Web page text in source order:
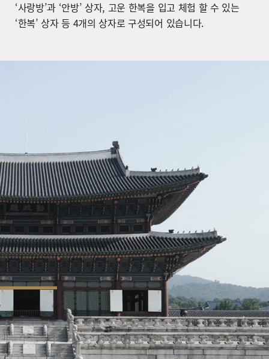
‘사랑방’과 ‘안방’ 상자, 고운 한복을 입고 체험 할 수 있는
‘한복’ 상자 등 4개의 상자로 구성되어 있습니다.